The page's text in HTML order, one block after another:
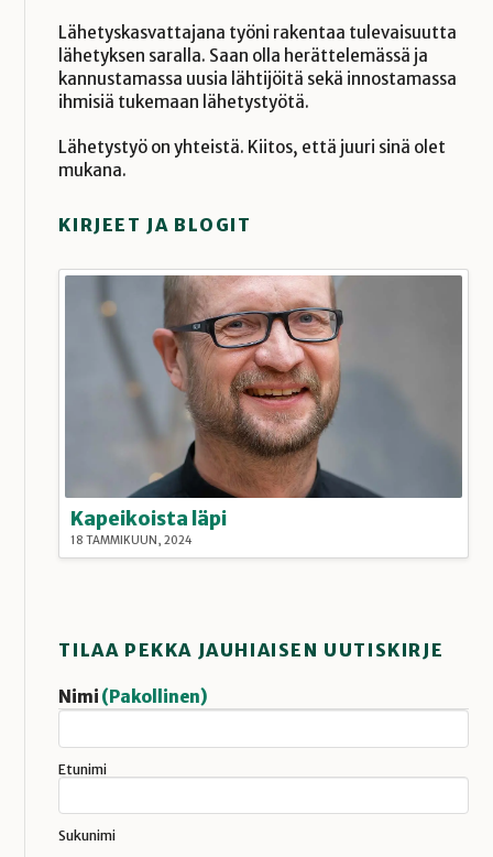
Lähetyskasvattajana työni rakentaa tulevaisuutta
lähetyksen saralla. Saan olla herättelemässä ja
kannustamassa uusia lähtijöitä sekä innostamassa
ihmisiä tukemaan lähetystyötä.
Lähetystyö on yhteistä. Kiitos, että juuri sinä olet
mukana.
KIRJEET JA BLOGIT
Kapeikoista läpi
18 TAMMIKUUN, 2024
TILAA PEKKA JAUHIAISEN UUTISKIRJE
Nimi (Pakollinen)
Etunimi
Sukunimi